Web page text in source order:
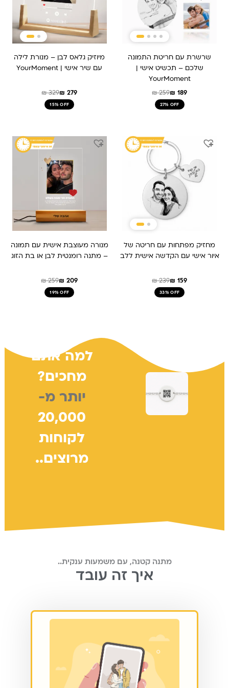
שרשרת עם חריטת התמונה
שלכם – תכשיט אישי |
YourMoment
₪259₪ 189
27% OFF
מיוזיק גלאס לבן – מנורת לילה
עם שיר אישי | YourMoment
₪329₪ 279
15% OFF
מחזיק מפתחות עם חריטה של
איור אישי עם הקדשה אישית ללב
₪239
המקורי
היה:
₪ 239.
₪ 159
הנוכחי
הוא:
₪ 159.
33% OFF
מנורה מעוצבת אישית עם תמונה
– מתנה רומנטית לבן או בת הזוג
₪259
המחיר
₪ 209
המחיר
19% OFF
למה אתם
מחכים?
יותר מ-
20,000
לקוחות
מרוצים..
מתנה קטנה, עם משמעות ענקית..
איך זה עובד